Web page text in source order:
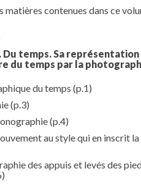
matières contenues dans ce
temps. Sa représentation
du temps par la
du temps (p.1)
(p.3)
(p.4)
au style qui en inscrit
des appuis et levés des